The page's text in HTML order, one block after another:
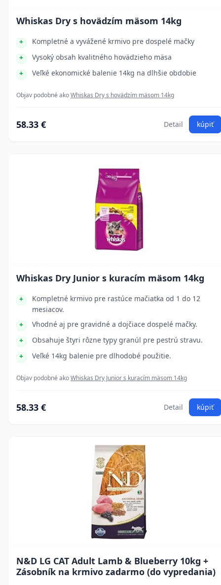
Whiskas Dry s hovädzím mäsom 14kg
Kompletné a vyvážené krmivo pre dospelé mačky
Vysoký obsah kvalitného hovädzieho mäsa
Veľké ekonomické balenie 14kg na dlhšie obdobie
Objav podobné akoWhiskas Dry s hovädzím mäsom 14kg
58.33 € Detail kúpiť
Whiskas Dry Junior s kuracím mäsom 14kg
Kompletné krmivo pre rastúce mačiatka od 1 do 12
mesiacov.
Vhodné aj pre gravidné a dojčiace dospelé mačky.
Obsahuje štyri rôzne typy granúl pre pestrú stravu.
Veľké 14kg balenie pre dlhodobé použitie.
Objav podobné akoWhiskas Dry Junior s kuracím mäsom 14kg
58.33 € Detail kúpiť
N&D LG CAT Adult Lamb & Blueberry 10kg +
Zásobník na krmivo zadarmo (do vypredania)